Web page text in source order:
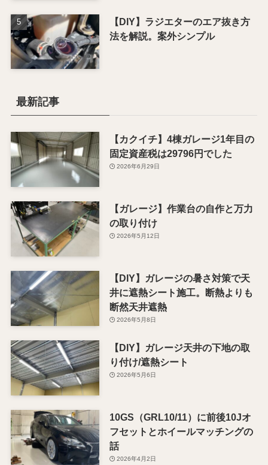
【DIY】ラジエターのエア抜き方
法を解説。案外シンプル
最新記事
【カクイチ】4棟ガレージ1年目の
固定資産税は29796円でした
2026年6月29日
【ガレージ】作業台の自作と万力
の取り付け
2026年5月12日
【DIY】ガレージの暑さ対策で天
井に遮熱シート施工。断熱よりも
断然天井遮熱
2026年5月8日
【DIY】ガレージ天井の下地の取
り付け/遮熱シート
2026年5月6日
10GS（GRL10/11）に前後10Jオ
フセットとホイールマッチングの
話
2026年4月2日